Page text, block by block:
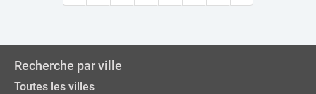
Recherche par ville
Toutes les villes